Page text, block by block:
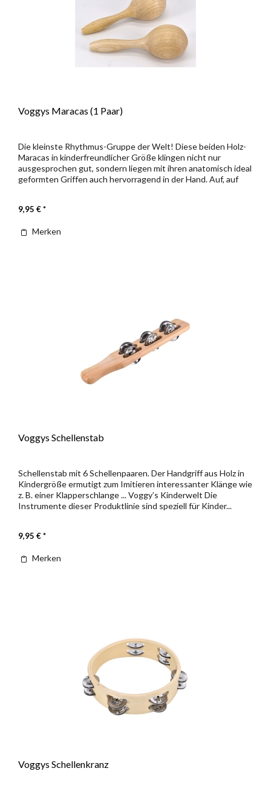
Voggys Maracas (1 Paar)
Die kleinste Rhythmus-Gruppe der Welt! Diese beiden Holz-
Maracas in kinderfreundlicher Größe klingen nicht nur
ausgesprochen gut, sondern liegen mit ihren anatomisch ideal
geformten Griffen auch hervorragend in der Hand. Auf, auf
9,95 € *
Merken
Voggys Schellenstab
Schellenstab mit 6 Schellenpaaren. Der Handgriff aus Holz in
Kindergröße ermutigt zum Imitieren interessanter Klänge wie
z. B. einer Klapperschlange ... Voggy’s Kinderwelt Die
Instrumente dieser Produktlinie sind speziell für Kinder...
9,95 € *
Merken
Voggys Schellenkranz